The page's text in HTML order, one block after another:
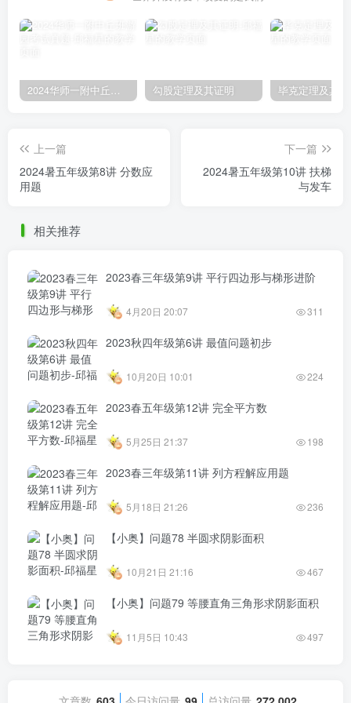
2024华师一附中丘班游园考试真题 勾股定理及其证明 毕克定理及其
上一篇
2024暑五年级第8讲 分数应
用题
下一篇
2024暑五年级第10讲 扶梯
与发车
相关推荐
2023春三年级第9讲 平行四边形与梯形进阶
4月20日 20:07 311
2023秋四年级第6讲 最值问题初步
10月20日 10:01 224
2023春五年级第12讲 完全平方数
5月25日 21:37 198
2023春三年级第11讲 列方程解应用题
5月18日 21:26 236
【小奥】问题78 半圆求阴影面积
10月21日 21:16 467
【小奥】问题79 等腰直角三角形求阴影面积
11月5日 10:43 497